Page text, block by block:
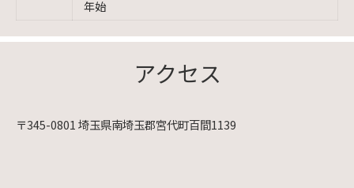
年始
アクセス
〒345-0801 埼玉県南埼玉郡宮代町百間1139